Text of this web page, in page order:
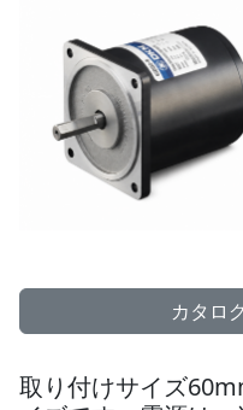
カタロ
取り付けサイズ